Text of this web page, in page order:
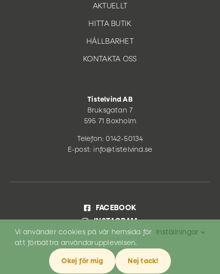
Tistelvind AB
Bruksgatan 7
595 71 Boxholm
Telefon: 0142-50134
E-post: info@tistelvind.se
AKTUELLT
HITTA BUTIK
HÅLLBARHET
KONTAKTA OSS
FACEBOOK
INSTAGRAM
LINKEDIN
2026 Tistelvind AB | Integritetspolicy och cookies
Vi använder cookies på vår hemsida för
att förbättra användarupplevelsen.
Inställningar
Okej för mig Nej tack!